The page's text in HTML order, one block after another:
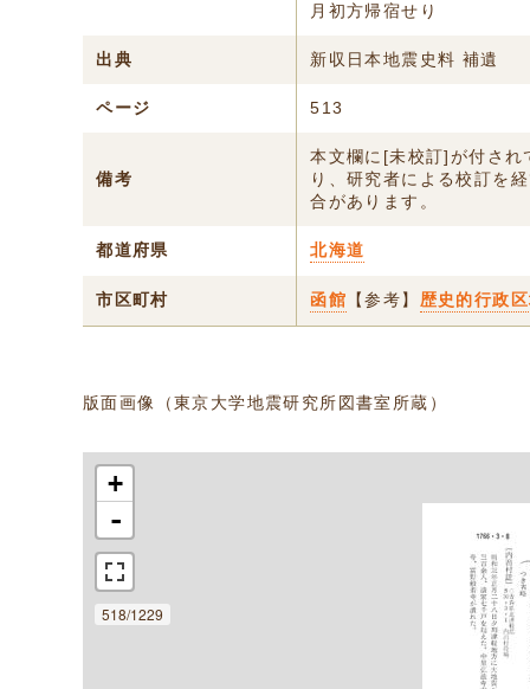
月初方帰宿せり
出典 新収日本地震史料 補遺
ページ 513
備考
本文欄に[未校訂]が付され
り、研究者による校訂を
合があります。
都道府県 北海道
市区町村 函館 【参考】 歴史的行政
版面画像（東京大学地震研究所図書室所蔵）
+
-
518/1229